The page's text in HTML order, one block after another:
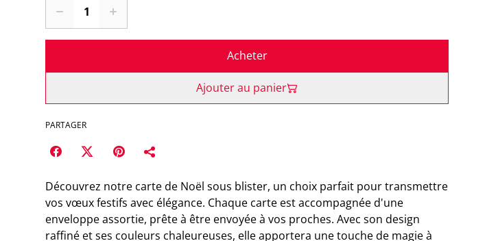
Acheter
Ajouter au panier
PARTAGER
Découvrez notre carte de Noël sous blister, un choix parfait pour transmettre
vos vœux festifs avec élégance. Chaque carte est accompagnée d'une
enveloppe assortie, prête à être envoyée à vos proches. Avec son design
raffiné et ses couleurs chaleureuses, elle apportera une touche de magie à